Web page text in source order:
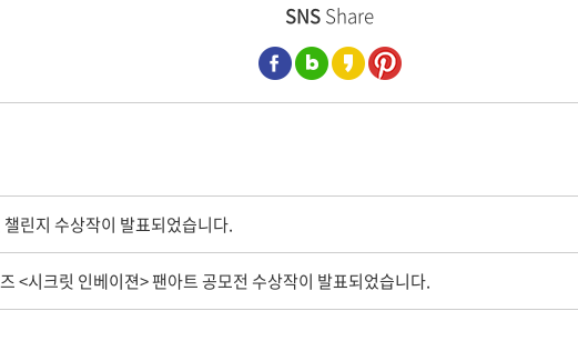
SNS Share
린지 수상작이 발표되었습니다.
<시크릿 인베이젼> 팬아트 공모전 수상작이 발표되었습니다.